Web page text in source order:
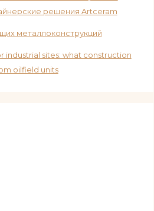
решения Artceram
металлоконструкций
industrial sites: what construction
oilfield units